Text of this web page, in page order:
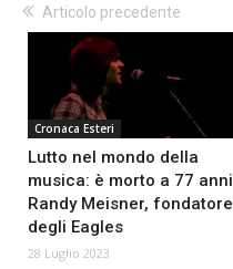
Articolo precedente
Cronaca Esteri
Lutto nel mondo della
musica: è morto a 77 anni
Randy Meisner, fondatore
degli Eagles
28 Luglio 2023